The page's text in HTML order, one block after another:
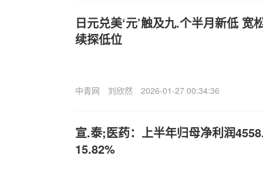
日元兑美‘元’触及九.个半月新低 宽
续探低位
中青网 刘欣然 2026-01-27 00:34:36
宣.泰;医药：上半年归母净利润
15.82%